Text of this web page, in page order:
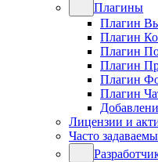
Плагины
Плагин
Плагин
Плагин
Плагин
Плагин
Плагин
Лицензии и
Часто